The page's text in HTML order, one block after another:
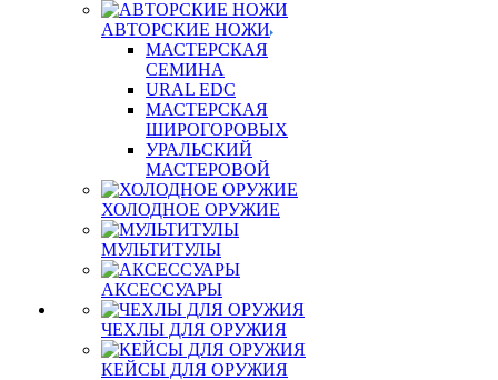
АВТОРСКИЕ НОЖИ
МАСТЕРСКАЯ
СЕМИНА
URAL EDC
МАСТЕРСКАЯ
ШИРОГОРОВЫХ
УРАЛЬСКИЙ
МАСТЕРОВОЙ
ХОЛОДНОЕ ОРУЖИЕ
МУЛЬТИТУЛЫ
АКСЕССУАРЫ
ЧЕХЛЫ ДЛЯ ОРУЖИЯ
КЕЙСЫ ДЛЯ ОРУЖИЯ